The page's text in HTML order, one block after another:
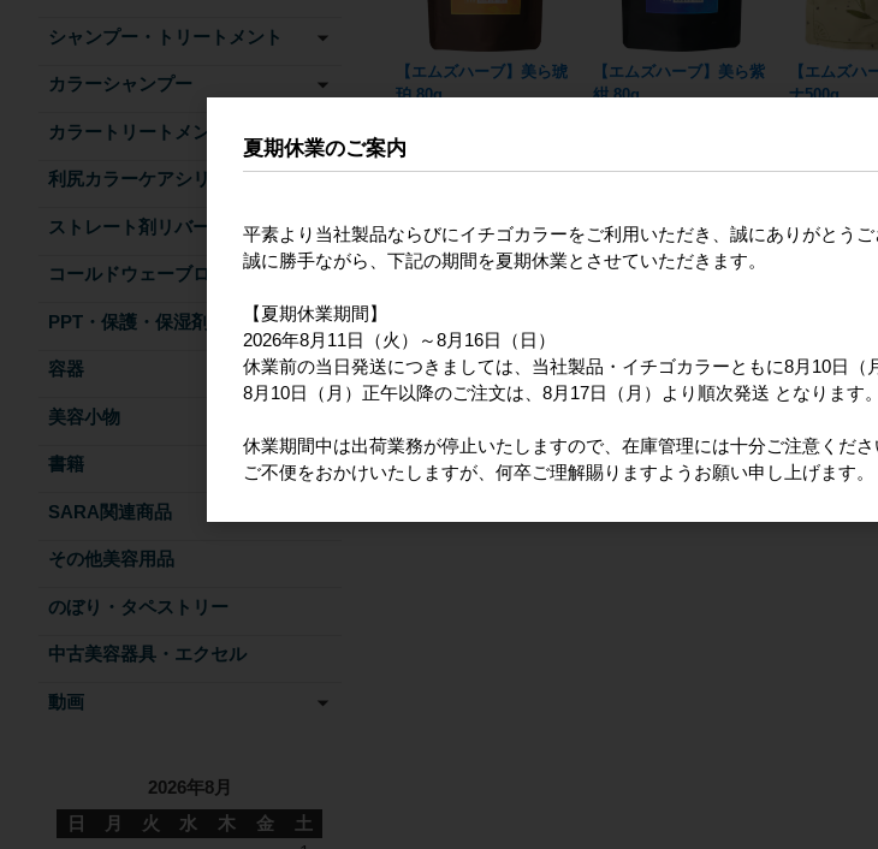
【エムズハーブ】美ら琥
珀 80g
【エムズハーブ】美ら紫
紺 80g
【エムズハ
ナ500g
シャンプー・トリートメント
カラーシャンプー
カラートリートメント
利尻カラーケアシリーズ
ストレート剤リバース
コールドウェーブローション
PPT・保護・保湿剤
容器
美容小物
書籍
SARA関連商品
その他美容用品
のぼり・タペストリー
中古美容器具・エクセル
動画
2026年8月
日
月 火 水 木 金
土
夏期休業のご案内
平素より当社製品ならびにイチゴカラーをご利用いただき、誠にありがとうご
誠に勝手ながら、下記の期間を夏期休業とさせていただきます。
【夏期休業期間】
2026年8月11日（火）～8月16日（日）
休業前の当日発送につきましては、当社製品・イチゴカラーともに8月10日（
8月10日（月）正午以降のご注文は、8月17日（月）より順次発送 となります。
休業期間中は出荷業務が停止いたしますので、在庫管理には十分ご注意くださ
ご不便をおかけいたしますが、何卒ご理解賜りますようお願い申し上げます。